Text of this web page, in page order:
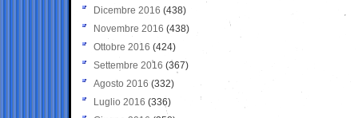
Dicembre 2016 (438)
Novembre 2016 (438)
Ottobre 2016 (424)
Settembre 2016 (367)
Agosto 2016 (332)
Luglio 2016 (336)